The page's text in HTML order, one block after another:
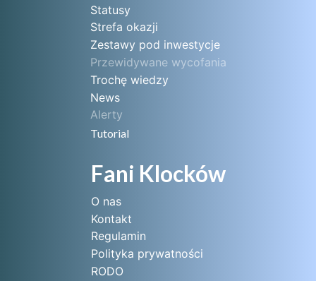
Statusy
Strefa okazji
Zestawy pod inwestycje
Przewidywane wycofania
Trochę wiedzy
News
Alerty
Tutorial
Fani Klocków
O nas
Kontakt
Regulamin
Polityka prywatności
RODO